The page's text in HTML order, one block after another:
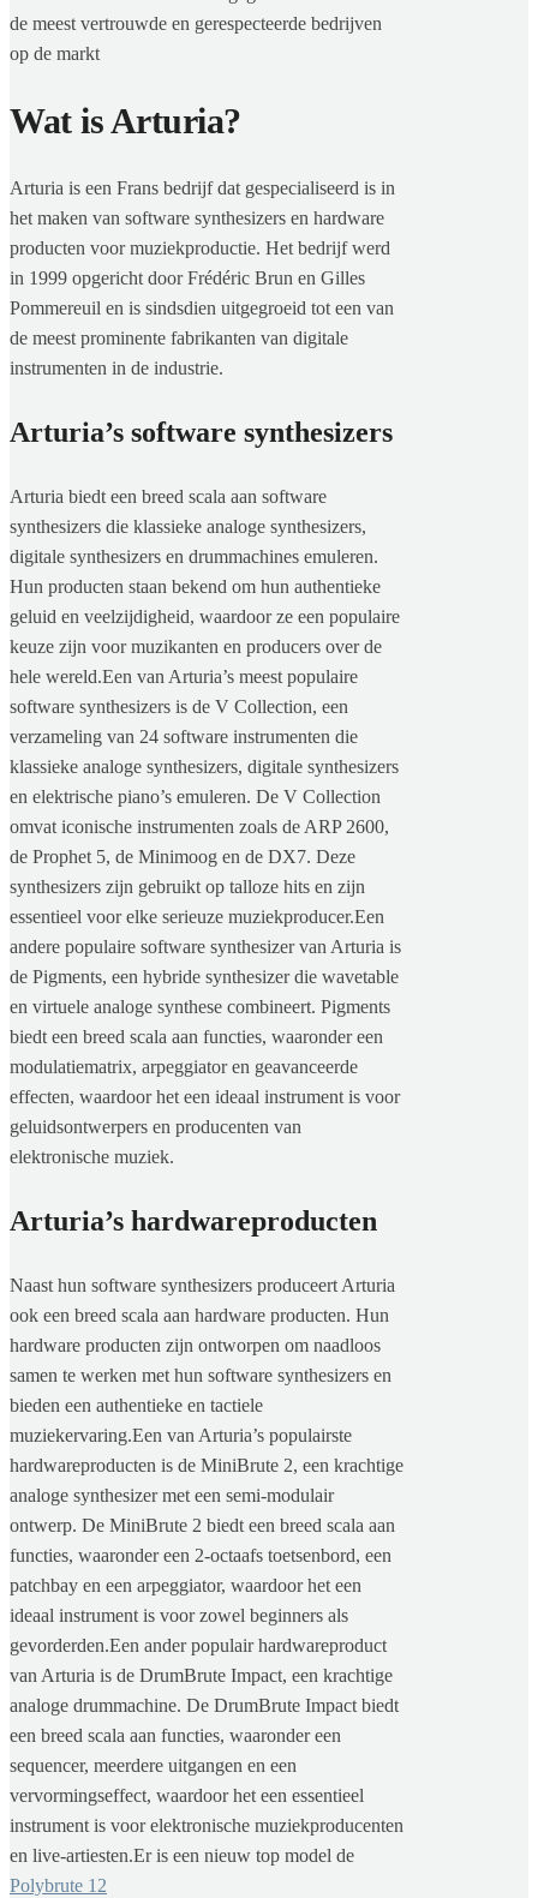
de meest vertrouwde en gerespecteerde bedrijven
op de markt
Wat is Arturia?
Arturia is een Frans bedrijf dat gespecialiseerd is in
het maken van software synthesizers en hardware
producten voor muziekproductie. Het bedrijf werd
in 1999 opgericht door Frédéric Brun en Gilles
Pommereuil en is sindsdien uitgegroeid tot een van
de meest prominente fabrikanten van digitale
instrumenten in de industrie.
Arturia’s software synthesizers
Arturia biedt een breed scala aan software
synthesizers die klassieke analoge synthesizers,
digitale synthesizers en drummachines emuleren.
Hun producten staan bekend om hun authentieke
geluid en veelzijdigheid, waardoor ze een populaire
keuze zijn voor muzikanten en producers over de
hele wereld.Een van Arturia’s meest populaire
software synthesizers is de V Collection, een
verzameling van 24 software instrumenten die
klassieke analoge synthesizers, digitale synthesizers
en elektrische piano’s emuleren. De V Collection
omvat iconische instrumenten zoals de ARP 2600,
de Prophet 5, de Minimoog en de DX7. Deze
synthesizers zijn gebruikt op talloze hits en zijn
essentieel voor elke serieuze muziekproducer.Een
andere populaire software synthesizer van Arturia is
de Pigments, een hybride synthesizer die wavetable
en virtuele analoge synthese combineert. Pigments
biedt een breed scala aan functies, waaronder een
modulatiematrix, arpeggiator en geavanceerde
effecten, waardoor het een ideaal instrument is voor
geluidsontwerpers en producenten van
elektronische muziek.
Arturia’s hardwareproducten
Naast hun software synthesizers produceert Arturia
ook een breed scala aan hardware producten. Hun
hardware producten zijn ontworpen om naadloos
samen te werken met hun software synthesizers en
bieden een authentieke en tactiele
muziekervaring.Een van Arturia’s populairste
hardwareproducten is de MiniBrute 2, een krachtige
analoge synthesizer met een semi-modulair
ontwerp. De MiniBrute 2 biedt een breed scala aan
functies, waaronder een 2-octaafs toetsenbord, een
patchbay en een arpeggiator, waardoor het een
ideaal instrument is voor zowel beginners als
gevorderden.Een ander populair hardwareproduct
van Arturia is de DrumBrute Impact, een krachtige
analoge drummachine. De DrumBrute Impact biedt
een breed scala aan functies, waaronder een
sequencer, meerdere uitgangen en een
vervormingseffect, waardoor het een essentieel
instrument is voor elektronische muziekproducenten
en live-artiesten.Er is een nieuw top model de
Polybrute 12